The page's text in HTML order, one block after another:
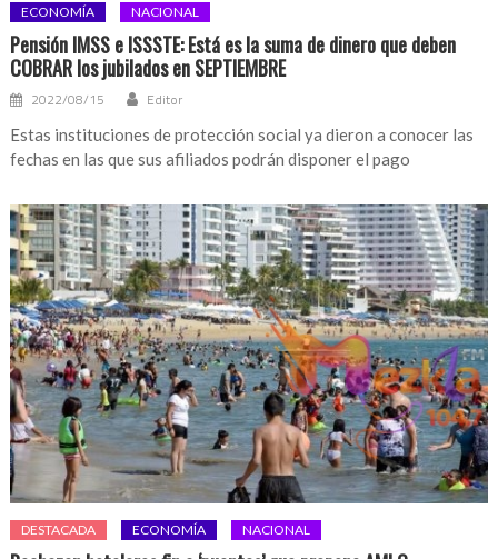
ECONOMÍA NACIONAL
Pensión IMSS e ISSSTE: Está es la suma de dinero que deben
COBRAR los jubilados en SEPTIEMBRE
2022/08/15 Editor
Estas instituciones de protección social ya dieron a conocer las
fechas en las que sus afiliados podrán disponer el pago
DESTACADA ECONOMÍA NACIONAL